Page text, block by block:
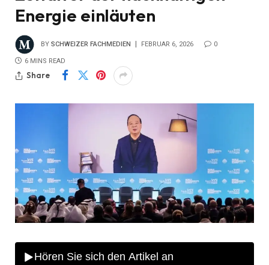
Energie einläuten
BY SCHWEIZER FACHMEDIEN FEBRUAR 6, 2026 0
6 MINS READ
Share